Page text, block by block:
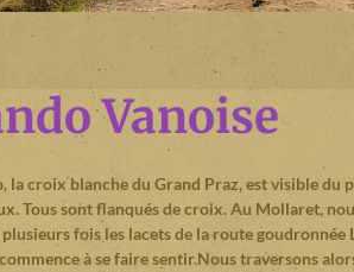
Vanoise
croix blanche du Grand Praz, est visible du
Tous sont flanqués de croix. Au Mollaret,
fois les lacets de la route goudronnée
à se faire sentir.Nous traversons